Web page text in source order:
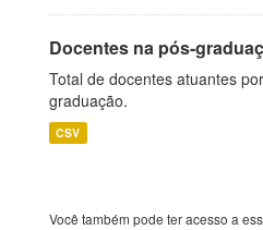
Docentes na pós-
Total de docentes atuantes
graduação.
CSV
Você também pode ter acesso a